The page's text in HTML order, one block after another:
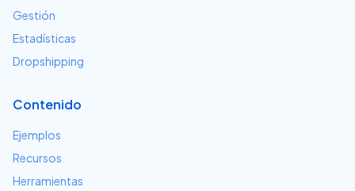
Gestión
Estadísticas
Dropshipping
Contenido
Ejemplos
Recursos
Herramientas